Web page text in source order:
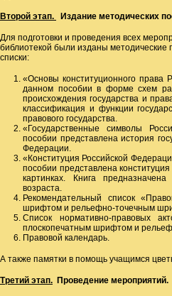
Второй этап. Издание методических
Для подготовки и проведения всех
библиотекой были изданы методические
списки:
«Основы конституционного права
данном пособии в форме схем
происхождения государства и
классификация и функции
правового государства.
«Государственные символы
пособии представлена история
Федерации.
«Конституция Российской
пособии представлена
картинках. Книга
возраста.
Рекомендательный список
шрифтом и рельефно-точечным
Список нормативно-правовых
плоскопечатным шрифтом и
Правовой календарь.
А также памятки в помощь учащимся
Третий этап. Проведение мероприятий.